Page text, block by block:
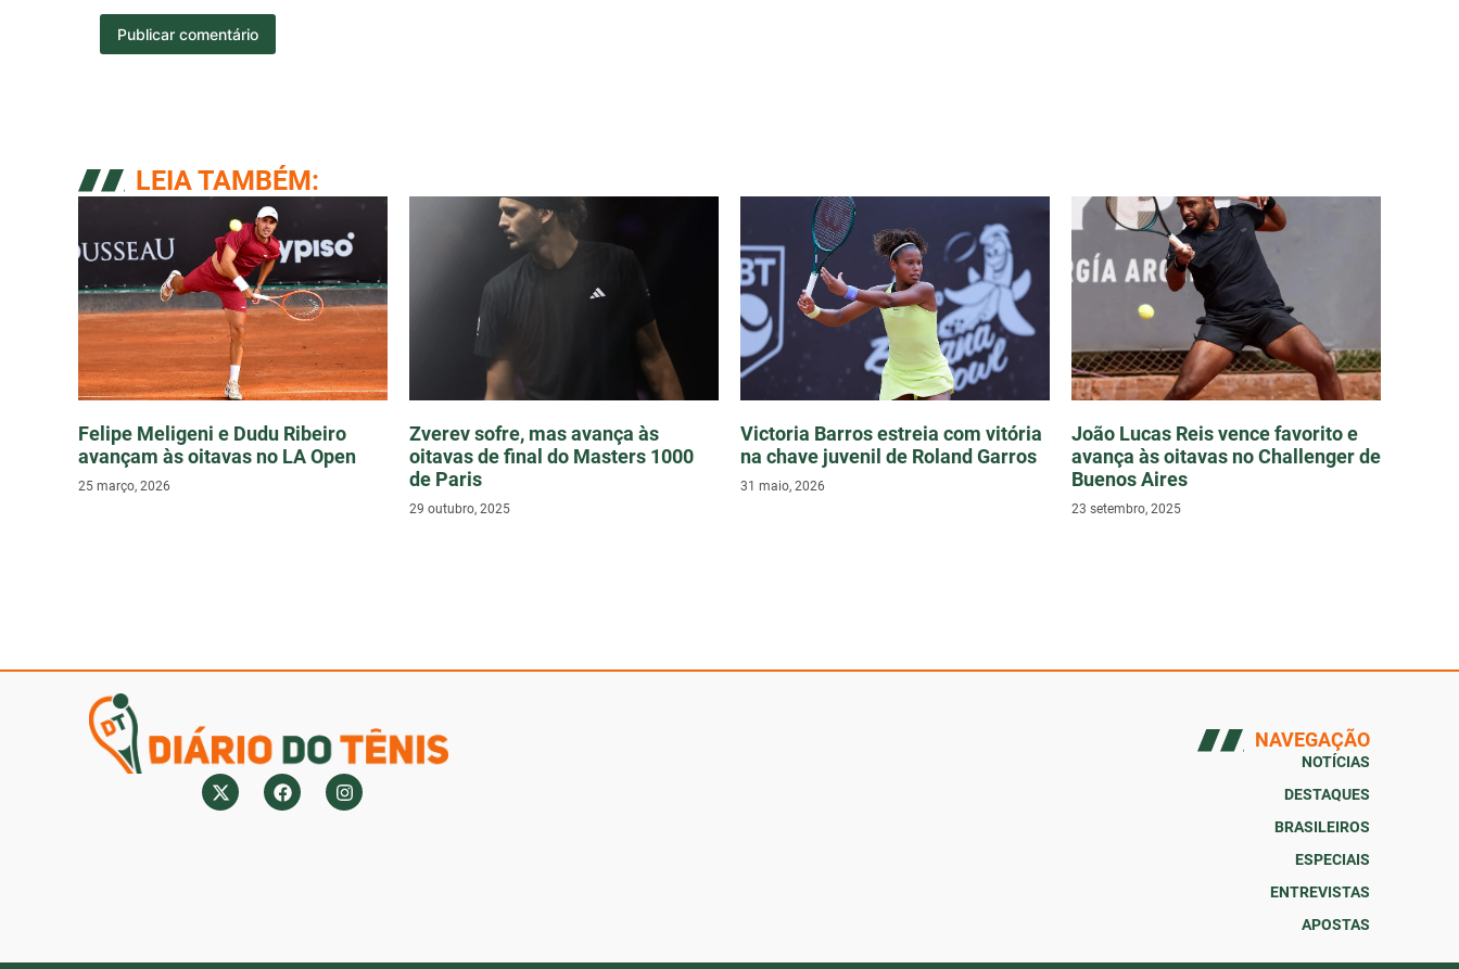
LEIA TAMBÉM:
Felipe Meligeni e Dudu Ribeiro
avançam às oitavas no LA Open
25 março, 2026
Zverev sofre, mas avança às
oitavas de final do Masters 1000
de Paris
29 outubro, 2025
Victoria Barros estreia com vitória
na chave juvenil de Roland Garros
31 maio, 2026
João Lucas Reis vence favorito e
avança às oitavas no Challenger de
Buenos Aires
23 setembro, 2025
NAVEGAÇÃO
NOTÍCIAS
DESTAQUES
BRASILEIROS
ESPECIAIS
ENTREVISTAS
APOSTAS